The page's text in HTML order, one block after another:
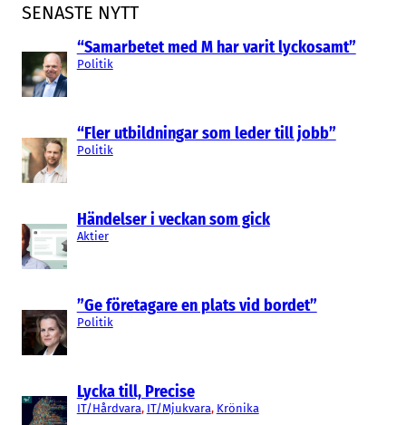
SENASTE NYTT
“Samarbetet med M har varit lyckosamt”
Politik
“Fler utbildningar som leder till jobb”
Politik
Händelser i veckan som gick
Aktier
”Ge företagare en plats vid bordet”
Politik
Lycka till, Precise
IT/Hårdvara, IT/Mjukvara, Krönika